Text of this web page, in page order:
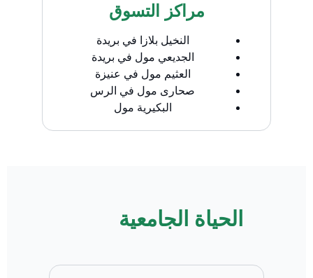
مراكز التسوق
النخيل بلازا في بريدة
الجديعي مول في بريدة
العثيم مول في عنيزة
صحارى مول في الرس
البكيرية مول
الحياة الجامعية